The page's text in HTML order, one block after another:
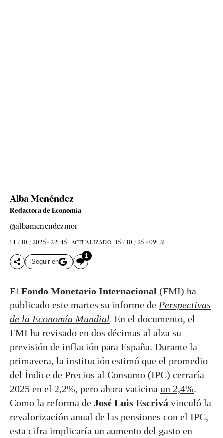
Alba Menéndez
Redactora de Economía
@albamenendezmor
14 / 10 / 2025 - 22: 45 ACTUALIZADO 15 / 10 / 25 - 09: 31
Seguir en
1
El Fondo Monetario Internacional (FMI) ha
publicado este martes su informe de Perspectivas
de la Economía Mundial. En el documento, el
FMI ha revisado en dos décimas al alza su
previsión de inflación para España. Durante la
primavera, la institución estimó que el promedio
del Índice de Precios al Consumo (IPC) cerraría
2025 en el 2,2%, pero ahora vaticina un 2,4%.
Como la reforma de José Luis Escrivá vinculó la
revalorización anual de las pensiones con el IPC,
esta cifra implicaría un aumento del gasto en